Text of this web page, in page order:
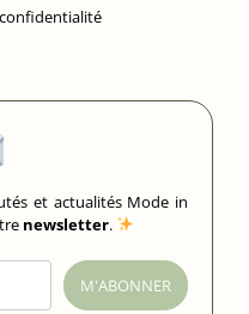
et actualités Mode in
newsletter.
M'ABONNER